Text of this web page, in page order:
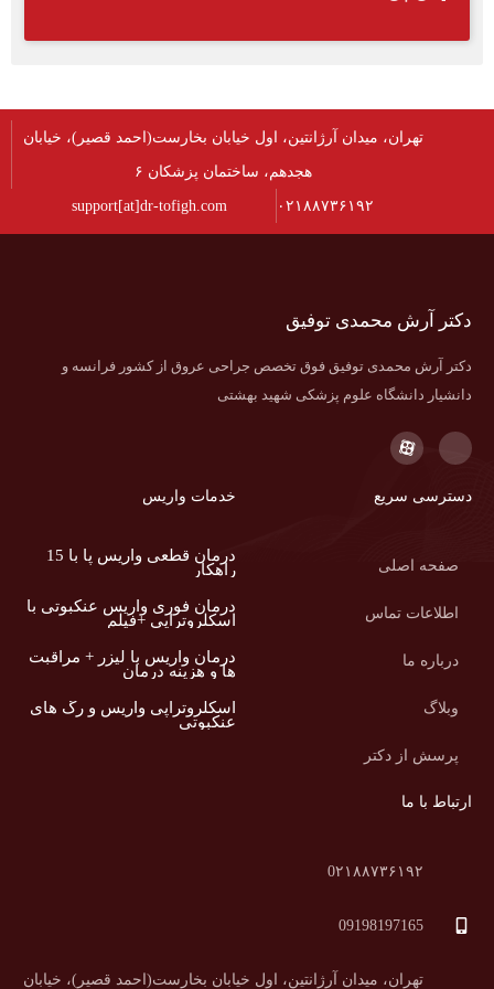
تهران، میدان آرژانتین، اول خیابان بخارست(احمد قصیر)، خیابان
هجدهم، ساختمان پزشکان ۶
۰۲۱۸۸۷۳۶۱۹۲ support[at]dr-tofigh.com
دکتر آرش محمدی توفیق
دکتر آرش محمدی توفیق فوق تخصص جراحی عروق از کشور فرانسه و
دانشیار دانشگاه علوم پزشکی شهید بهشتی
دسترسی سریع
صفحه اصلی
اطلاعات تماس
درباره ما
وبلاگ
پرسش از دکتر
خدمات واریس
درمان قطعی واریس پا با 15
راهکار
درمان فوری واریس عنکبوتی با
اسکلروتراپی +فیلم
درمان واریس با لیزر + مراقبت
ها و هزینه درمان
اسکلروتراپی واریس و رگ های
عنکبوتی
ارتباط با ما
0۲۱۸۸۷۳۶۱۹۲
09198197165
تهران، میدان آرژانتین، اول خیابان بخارست(احمد قصیر)، خیابان